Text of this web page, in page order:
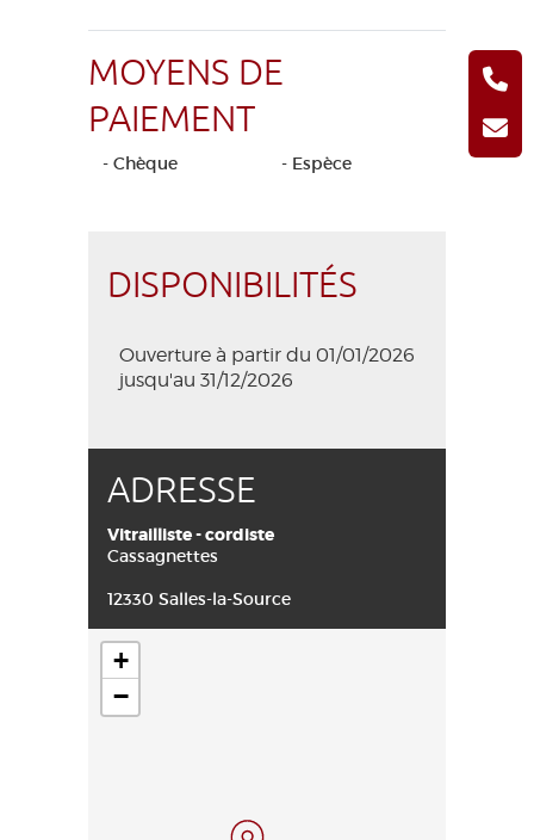
MOYENS DE
PAIEMENT
- Chèque - Espèce
DISPONIBILITÉS
Ouverture à partir du 01/01/2026
jusqu'au 31/12/2026
ADRESSE
Vitrailliste - cordiste
Cassagnettes
12330 Salles-la-Source
+
−